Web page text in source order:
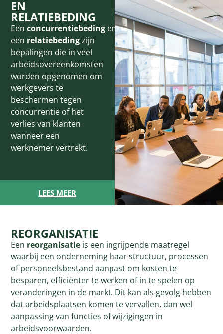
EN
RELATIEBEDING
Eenconcurrentiebeding en
een relatiebedingzijn
bepalingen die in veel
arbeidsovereenkomsten
worden opgenomen om
werkgevers te
beschermen tegen
concurrentie of het
verlies van klanten
wanneer een
werknemer vertrekt.
LEES MEER
REORGANISATIE
Een reorganisatie is een ingrijpende maatregel
waarbij een onderneming haar structuur, processen
of personeelsbestand aanpast om kosten te
besparen, efficiënter te werken of in te spelen op
veranderingen in de markt. Dit kan als gevolg hebben
dat arbeidsplaatsen komen te vervallen, dan wel
aanpassing van functies of wijzigingen in
arbeidsvoorwaarden.